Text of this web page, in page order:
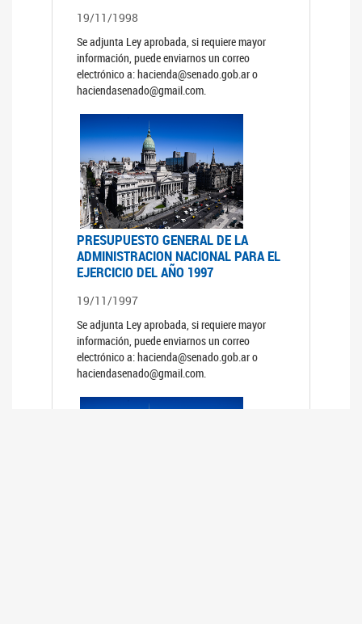
19/11/1998
Se adjunta Ley aprobada, si requiere mayor
información, puede enviarnos un correo
electrónico a: hacienda@senado.gob.ar o
haciendasenado@gmail.com.
PRESUPUESTO GENERAL DE LA
ADMINISTRACION NACIONAL PARA EL
EJERCICIO DEL AÑO 1997
19/11/1997
Se adjunta Ley aprobada, si requiere mayor
información, puede enviarnos un correo
electrónico a: hacienda@senado.gob.ar o
haciendasenado@gmail.com.